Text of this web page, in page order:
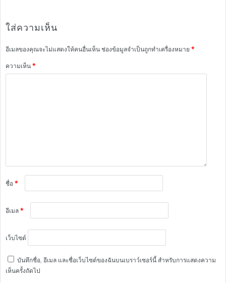
ใส่ความเห็น
อีเมลของคุณจะไม่แสดงให้คนอื่นเห็นช่องข้อมูลจำเป็นถูกทำเครื่องหมาย *
ความเห็น*
ชื่อ*
อีเมล*
เว็บไซต์
บันทึกชื่อ, อีเมล และชื่อเว็บไซต์ของฉันบนเบราว์เซอร์นี้ สำหรับการแสดงความ
เห็นครั้งถัดไป